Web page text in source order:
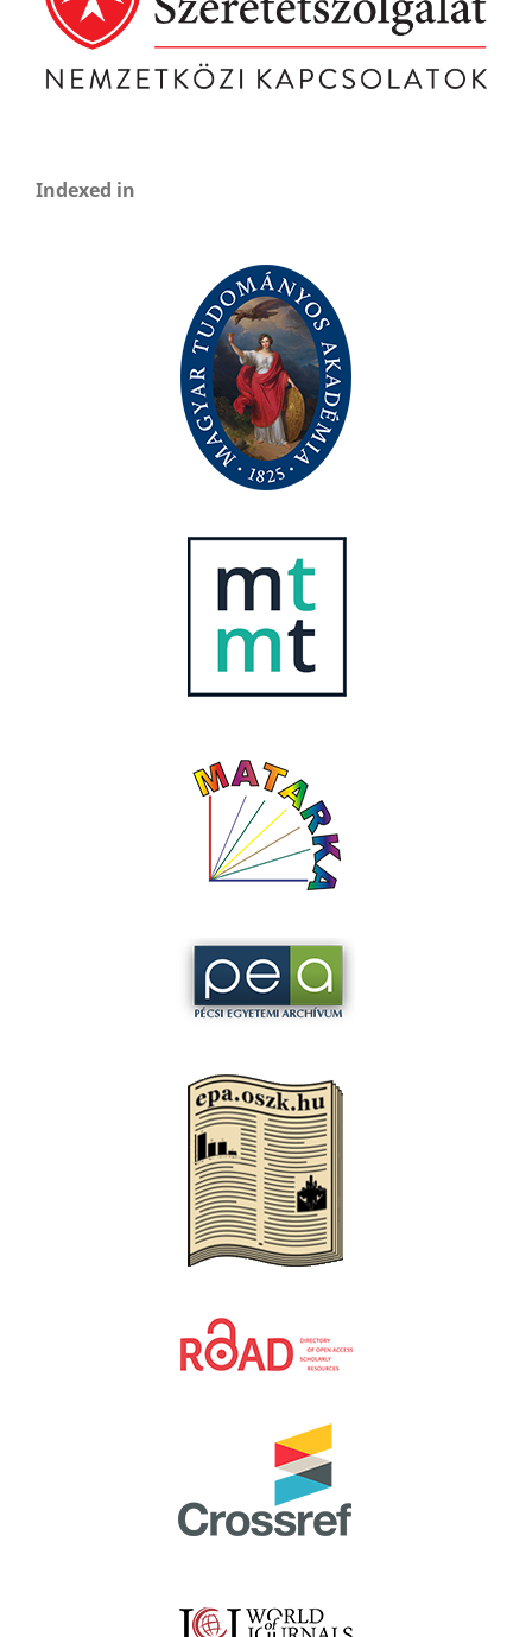
Indexed in